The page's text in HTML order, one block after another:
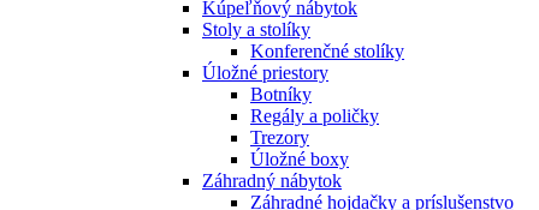
Kúpeľňový nábytok
Stoly a stolíky
Konferenčné stolíky
Úložné priestory
Botníky
Regály a poličky
Trezory
Úložné boxy
Záhradný nábytok
Záhradné hojdačky a príslušenstvo